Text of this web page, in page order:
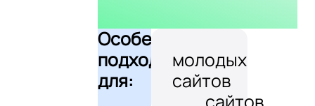
Особенно
подходит
для:
молодых
сайтов